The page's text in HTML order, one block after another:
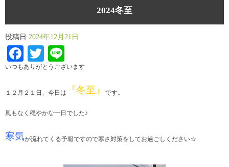
2024冬至
投稿日 2024年12月21日
Facebook
Twitter
いつもありがとうございます
１２月２１日、今日は 『冬至』 です。
風もなく穏やかな一日でした♪
寒気が流れてくる予報ですので寒さ対策をしてお過ごしください☆